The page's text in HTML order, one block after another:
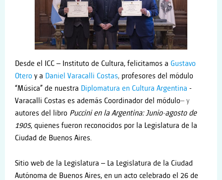
Desde el ICC – Instituto de Cultura, felicitamos a Gustavo
Otero y a Daniel Varacalli Costas, profesores del módulo
“Música” de nuestra Diplomatura en Cultura Argentina -
Varacalli Costas es además Coordinador del módulo– y
autores del libro Puccini en la Argentina: Junio-agosto de
1905, quienes fueron reconocidos por la Legislatura de la
Ciudad de Buenos Aires.
Sitio web de la Legislatura – La Legislatura de la Ciudad
Autónoma de Buenos Aires, en un acto celebrado el 26 de